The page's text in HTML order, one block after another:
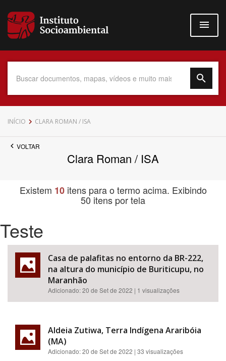
para
conteúdo
Data do Documento
Tema
Subtema
Área de Levantamento
Área Protegida
INÍCIO CLARA ROMAN / ISA
VOLTAR
Clara Roman / ISA
Existem 10itens para o termo acima. Exibindo
50 itens por tela
Teste
Casa de palafitas no entorno da BR-222,
na altura do município de Buriticupu, no
Maranhão
Adicionado:20 de Set de 2022 | 1 visualizações
Aldeia Zutiwa, Terra Indígena Araribóia
(MA)
Adicionado:20 de Set de 2022 | 33 visualizações